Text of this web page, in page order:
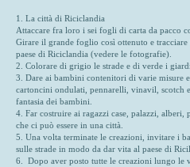
1. La città di Riciclandia
Attaccare fra loro i sei fogli di carta da pacco
Girare il grande foglio così ottenuto e tracciare
paese di Riciclandia (vedere le fotografie).
2. Colorare di grigio le strade e di verde i
3. Dare ai bambini contenitori di varie misure
cartoncini ondulati, pennarelli, vinavil, scotch
fantasia dei bambini.
4. Far costruire ai ragazzi case, palazzi,
che ci può essere in una città.
5. Una volta terminate le creazioni, invitare i
sulle strade in modo da dar vita al paese di
6. Dopo aver posto tutte le creazioni lungo